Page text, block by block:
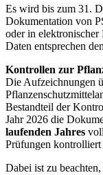
Es wird bis zum 31.
Dokumentation von
oder in elektronischer
Daten entsprechen
Kontrollen zur
Die Aufzeichnungen
Bestandteil der
Jahr 2026 die
laufenden Jahres
Prüfungen
Dabei ist zu